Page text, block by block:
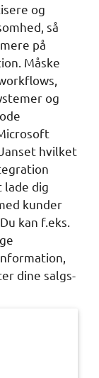
og
så
på
Måske
og
hvilket
lade dig
kunder
kan f.eks.
dine salgs-